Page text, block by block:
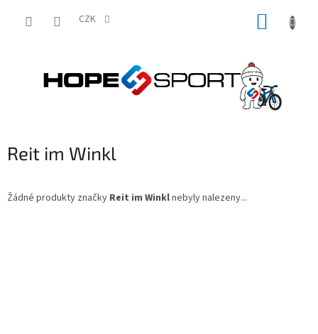
CZK
Reit im Winkl
Žádné produkty značky Reit im Winklnebyly nalezeny...